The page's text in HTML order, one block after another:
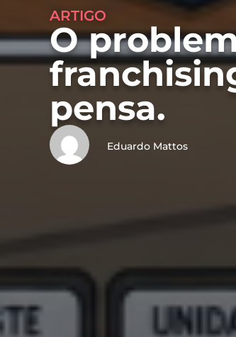
ARTIGO
O
pensa.
Eduardo Mattos